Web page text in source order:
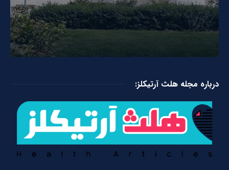
درباره مجله هلث آرتیکلز: